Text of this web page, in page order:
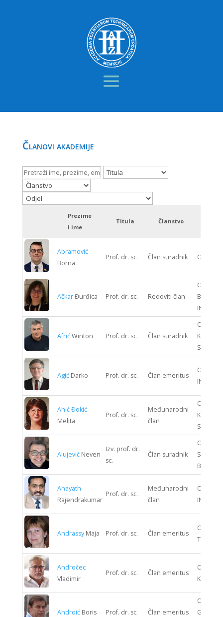
Članovi akademije
Prezime
i ime
Titula Članstvo
Abramović
Borna
Prof. dr. sc. Član suradnik ODJEL
AčkarĐurđica Prof. dr. sc. Redoviti član
ODJEL
AfrićWinton Prof. dr. sc. Član suradnik
ODJEL
Agić Darko Prof. dr. sc. Član emeritus
ODJEL
Ahić Đokić
Melita
Prof. dr. sc.
Međunarodni
član
ODJEL
Alujević Neven
Izv. prof. dr.
sc.
Član suradnik
ODJEL
Anayath
Rajendrakumar
Prof. dr. sc.
Međunarodni
član
ODJEL
Andrassy Maja Prof. dr. sc. Član emeritus
ODJEL
Andročec
Vladimir
Prof. dr. sc. Član emeritus
ODJEL
Androić Boris Prof. dr. sc. Član emeritus
ODJEL